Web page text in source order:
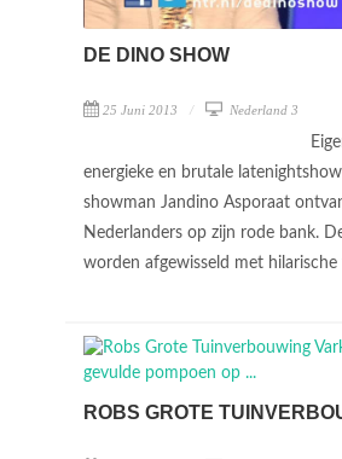
DE DINO SHOW
25 Juni 2013 Nederland 3
energieke en brutale
showman Jandino Asporaat
Nederlanders op zijn rode bank.
worden afgewisseld met hilarische
ROBS GROTE